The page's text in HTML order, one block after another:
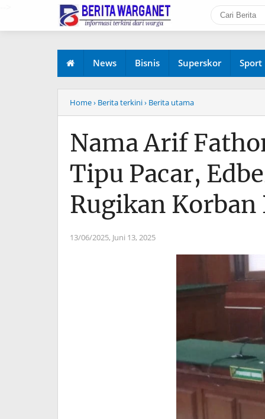
News Bisnis Superskor Sport
Home› Berita terkini› Berita utama
Nama Arif
Tipu Pacar,
Rugikan Korban
13/06/2025, Juni 13, 2025